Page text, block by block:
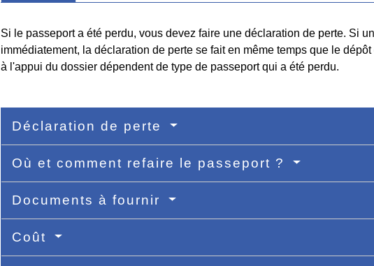
Si le passeport a été perdu, vous devez faire une déclaration de perte. Si
immédiatement, la déclaration de perte se fait en même temps que le
à l'appui du dossier dépendent de type de passeport qui a été perdu.
Déclaration de perte
Où et comment refaire le passeport ?
Documents à fournir
Coût